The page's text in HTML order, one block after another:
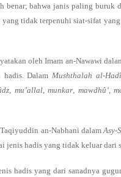
benar; bahwa janis paling buruk
tidak terpenuhi siat-sifat
oleh Imam an-Nawawi
hadis. Dalam Mushthalah al-
, mu’allal,munkar, mawdhû’,
an-Nabhani dalamAsy-
jenis hadis yang tidak keluar dari
hadis yang dari sanadnya